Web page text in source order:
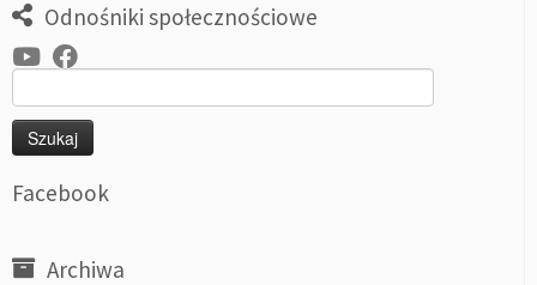
Odnośniki społecznościowe
Facebook
Archiwa